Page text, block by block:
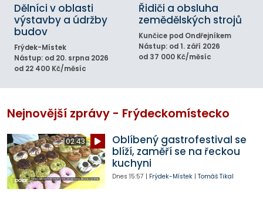
Dělníci v oblasti
výstavby a údržby
budov
Frýdek-Místek
Nástup: od 20. srpna 2026
od 22 400 Kč/měsíc
Řidiči a obsluha
zemědělských strojů
Kunčice pod Ondřejníkem
Nástup: od 1. září 2026
od 37 000 Kč/měsíc
Nejnovější zprávy - Frýdeckomístecko
02:43
Oblíbený gastrofestival se
blíží, zaměří se na řeckou
kuchyni
Dnes 15:57 | Frýdek-Místek| Tomáš Tikal